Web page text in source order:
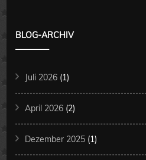
BLOG-ARCHIV
Juli 2026 (1)
April 2026 (2)
Dezember 2025 (1)